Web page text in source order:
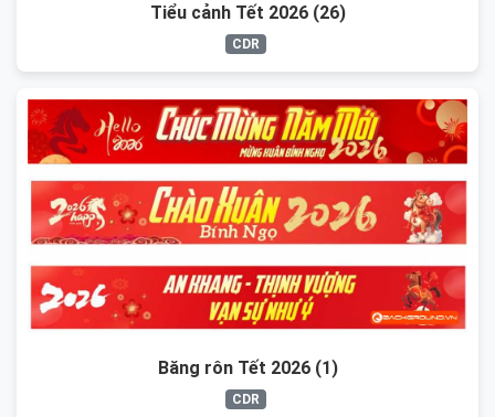
Tiểu cảnh Tết 2026 (26)
CDR
Băng rôn Tết 2026 (1)
CDR